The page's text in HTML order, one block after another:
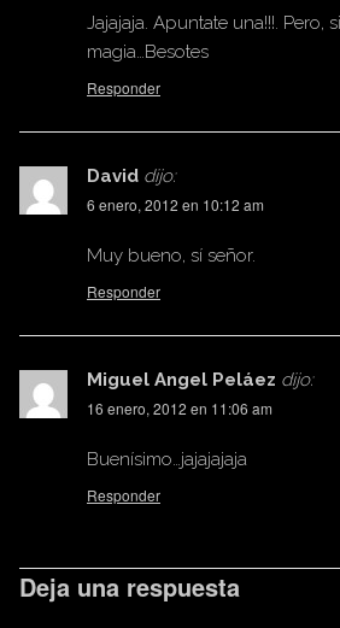
Jajajaja. Apuntate una!!!. Pero,
magia…Besotes
Responder
David dijo:
6 enero, 2012 en 10:12 am
Muy bueno, sí señor.
Responder
Miguel Angel Peláez dijo:
16 enero, 2012 en 11:06 am
Buenísimo…jajajajaja
Responder
Deja una respuesta